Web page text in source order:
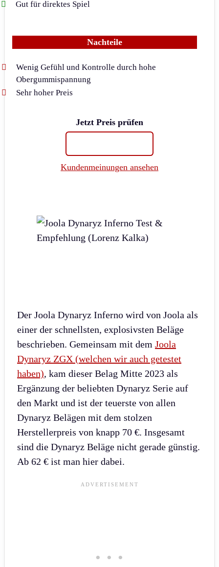
Gut für direktes Spiel
Nachteile
Wenig Gefühl und Kontrolle durch hohe
Obergummispannung
Sehr hoher Preis
Jetzt Preis prüfen
Kundenmeinungen ansehen
Der Joola Dynaryz Inferno wird von Joola als
einer der schnellsten, explosivsten Beläge
beschrieben. Gemeinsam mit dem Joola
Dynaryz ZGX (welchen wir auch getestet
haben), kam dieser Belag Mitte 2023 als
Ergänzung der beliebten Dynaryz Serie auf
den Markt und ist der teuerste von allen
Dynaryz Belägen mit dem stolzen
Herstellerpreis von knapp 70 €. Insgesamt
sind die Dynaryz Beläge nicht gerade günstig.
Ab 62 € ist man hier dabei.